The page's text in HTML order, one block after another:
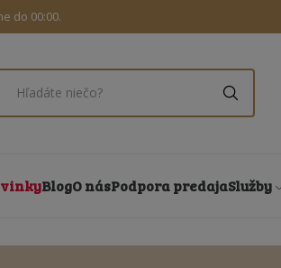
do 00:00.
BlogO násPodpora predajaSlužby